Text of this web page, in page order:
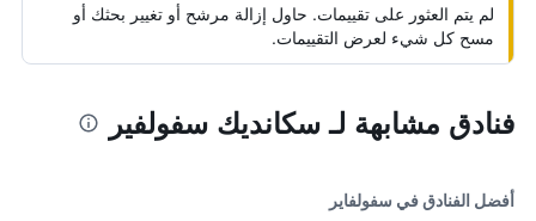
لم يتم العثور على تقييمات. حاول إزالة مرشح أو تغيير بحثك أو
مسح كل شيء لعرض التقييمات.
فنادق مشابهة لـ سكانديك سفولفير
أفضل الفنادق في سفولفاير